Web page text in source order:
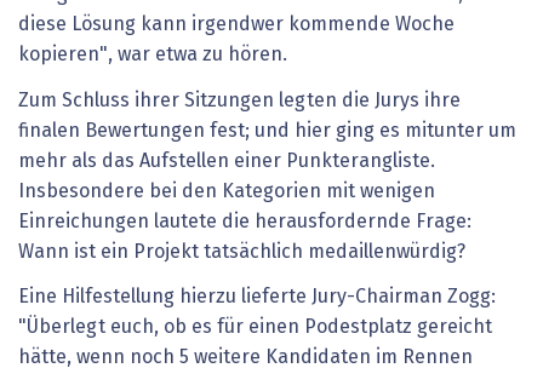
diese Lösung kann irgendwer kommende Woche
kopieren", war etwa zu hören.
Zum Schluss ihrer Sitzungen legten die Jurys ihre
finalen Bewertungen fest; und hier ging es mitunter um
mehr als das Aufstellen einer Punkterangliste.
Insbesondere bei den Kategorien mit wenigen
Einreichungen lautete die herausfordernde Frage:
Wann ist ein Projekt tatsächlich medaillenwürdig?
Eine Hilfestellung hierzu lieferte Jury-Chairman Zogg:
"Überlegt euch, ob es für einen Podestplatz gereicht
hätte, wenn noch 5 weitere Kandidaten im Rennen